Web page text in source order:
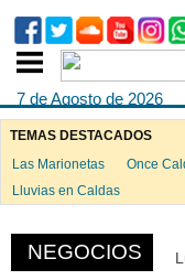
7 de Agosto de 2026
TEMAS DESTACADOS
Las Marionetas
Once
Lluvias en Caldas
NEGOCIOS